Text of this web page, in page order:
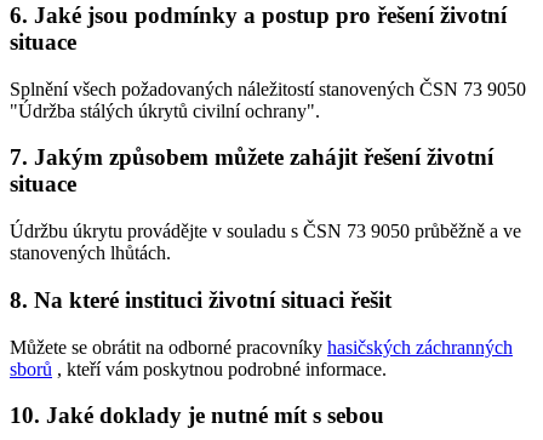
6. Jaké jsou podmínky a postup pro řešení životní
situace
Splnění všech požadovaných náležitostí stanovených ČSN 73 9050
"Údržba stálých úkrytů civilní ochrany".
7. Jakým způsobem můžete zahájit řešení životní
situace
Údržbu úkrytu provádějte v souladu s ČSN 73 9050 průběžně a ve
stanovených lhůtách.
8. Na které instituci životní situaci řešit
Můžete se obrátit na odborné pracovníky hasičských záchranných
sborů , kteří vám poskytnou podrobné informace.
10. Jaké doklady je nutné mít s sebou